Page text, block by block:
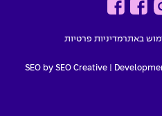
באתרמדיניות פרטיות
SEO by SEO Creative